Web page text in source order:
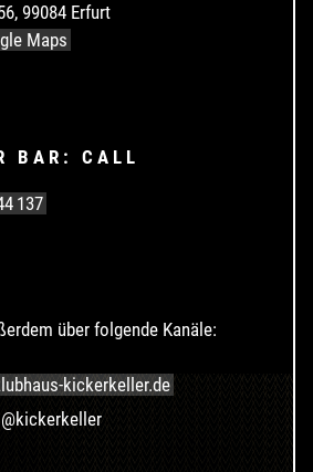
99084 Erfurt
Maps
BAR: CALL
137
über folgende Kanäle:
kickerkeller.de
@kickerkeller